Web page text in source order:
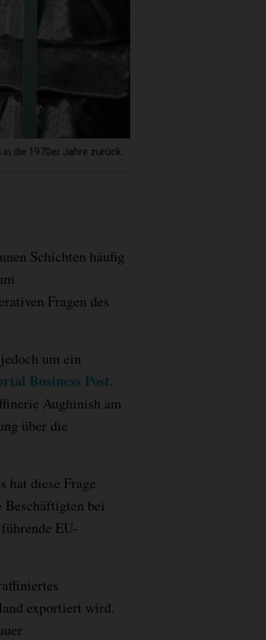
die 1970er Jahre zurück.
Schichten häufig
Fragen des
um ein
Business Post.
Aughinish am
über die
hat diese Frage
bei
EU-
exportiert wird.